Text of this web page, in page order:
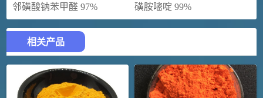
邻磺酸钠苯甲醛 97%
磺胺嘧啶 99%
相关产品